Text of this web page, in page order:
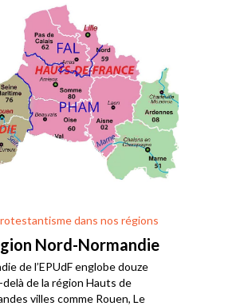
dans nos régions
Nord-Normandie
de l’EPUdF englobe douze
de la région Hauts de
villes comme Rouen, Le